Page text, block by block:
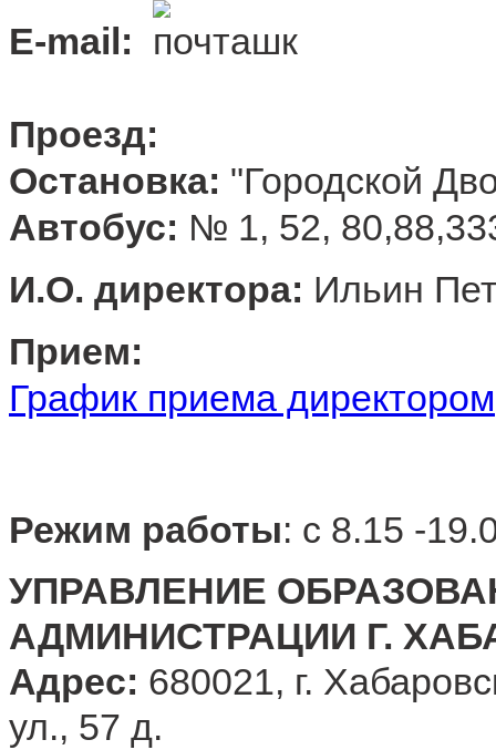
Е-mail:
Проезд:
Остановка: "Городской
Автобус: № 1, 52,
И.О. директора: Ильин
Прием:
График приема директором
Режим работы: с 8.15 -
УПРАВЛЕНИЕ
АДМИНИСТРАЦИИ Г.
Адрес: 680021, г.
ул., 57 д.